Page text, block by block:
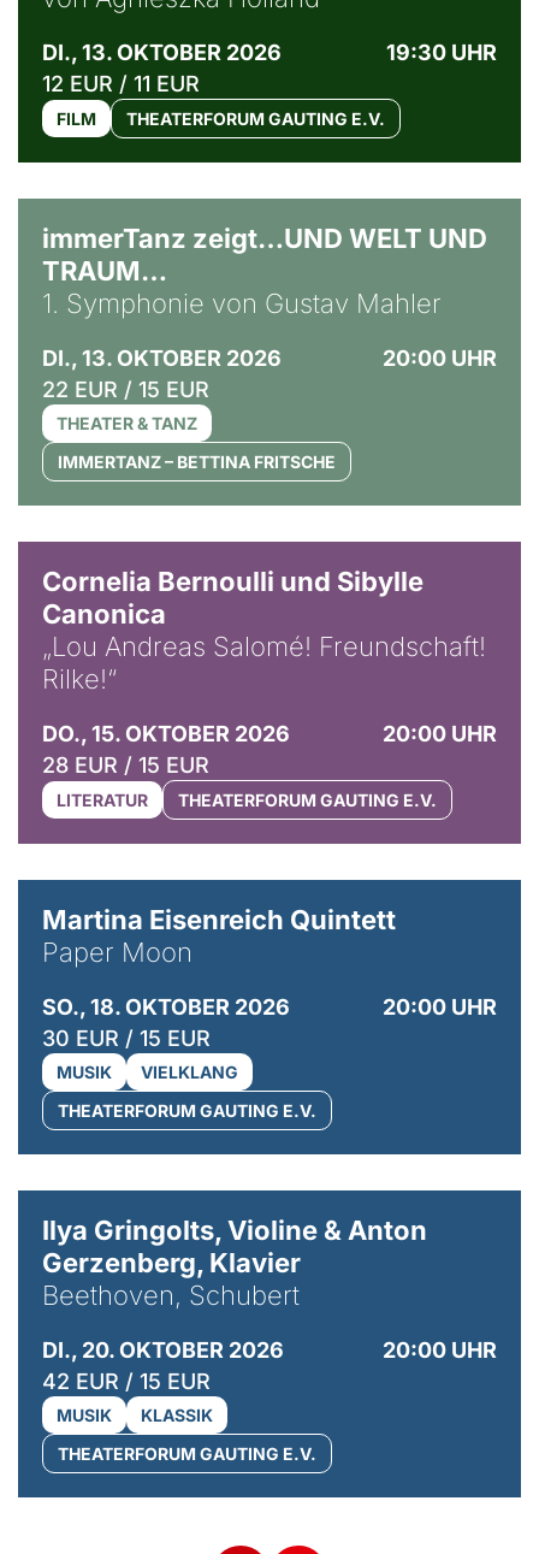
DI., 13. OKTOBER 2026
19:30 UHR
12 EUR / 11 EUR
FILM THEATERFORUM GAUTING E.V.
immerTanz zeigt…UND WELT UND
TRAUM…
1. Symphonie von Gustav Mahler
DI., 13. OKTOBER 2026
20:00 UHR
22 EUR / 15 EUR
THEATER & TANZ
IMMERTANZ – BETTINA FRITSCHE
Cornelia Bernoulli und Sibylle
Canonica
„Lou Andreas Salomé! Freundschaft!
Rilke!“
DO., 15. OKTOBER 2026
20:00 UHR
28 EUR / 15 EUR
LITERATUR THEATERFORUM GAUTING E.V.
Martina Eisenreich Quintett
Paper Moon
SO., 18. OKTOBER 2026
20:00 UHR
30 EUR / 15 EUR
MUSIK
VIELKLANG
THEATERFORUM GAUTING E.V.
Ilya Gringolts, Violine & Anton
Gerzenberg, Klavier
Beethoven, Schubert
DI., 20. OKTOBER 2026
20:00 UHR
42 EUR / 15 EUR
MUSIK
KLASSIK
THEATERFORUM GAUTING E.V.